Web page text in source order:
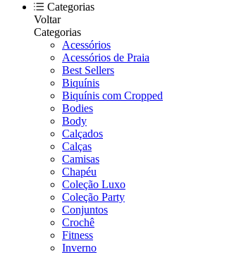
Categorias
Voltar
Categorias
Acessórios
Acessórios de Praia
Best Sellers
Biquínis
Biquínis com Cropped
Bodies
Body
Calçados
Calças
Camisas
Chapéu
Coleção Luxo
Coleção Party
Conjuntos
Crochê
Fitness
Inverno